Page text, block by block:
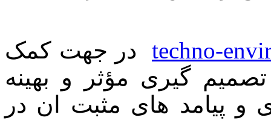
techno- در جهت کمک
گیری مؤثر و بهینه
و پیامد های مثبت ان در